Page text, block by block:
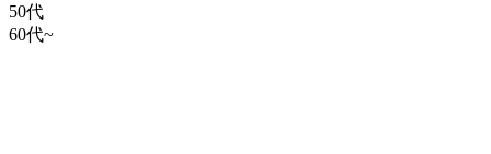
50代
60代~